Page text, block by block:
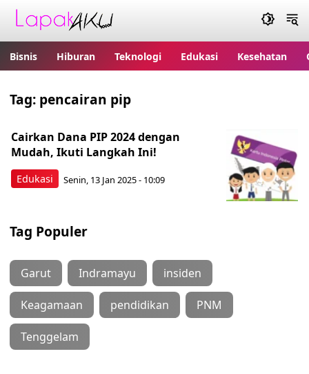
Bisnis Hiburan Teknologi Edukasi Kesehatan
Tag: pencairan pip
Edukasi
Cairkan Dana PIP 2024 dengan
Mudah, Ikuti Langkah Ini!
Senin, 13 Jan 2025 - 10:09
Tag Populer
Garut Indramayu insiden
Keagamaan pendidikan PNM
Tenggelam